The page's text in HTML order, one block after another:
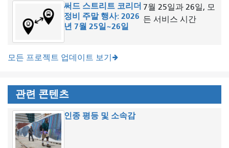
써드 스트리트 코리더
정비 주말 행사: 2026
년 7월 25일~26일
7월 25일과 26일, 모
든 서비스 시간
모든 프로젝트 업데이트 보기
관련 콘텐츠
인종 평등 및 소속감